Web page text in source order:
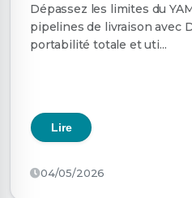
Dépassez les limites du
pipelines de livraison avec
portabilité totale et uti...
Lire
04/05/2026